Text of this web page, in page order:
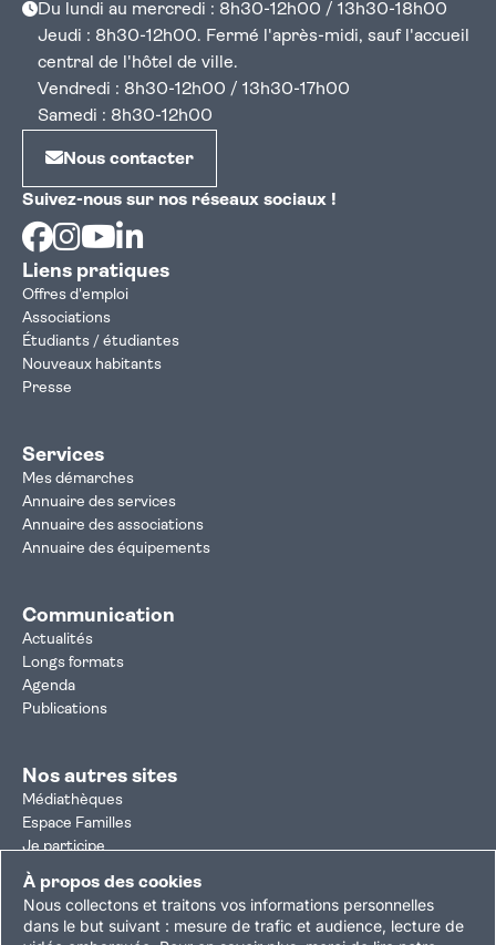
À propos des cookies
Nous collectons et traitons vos informations personnelles
dans le but suivant : mesure de trafic et audience, lecture de
Du lundi au mercredi : 8h30-12h00 / 13h30-18h00
Jeudi : 8h30-12h00. Fermé l'après-midi, sauf l'accueil
central de l'hôtel de ville.
Vendredi : 8h30-12h00 / 13h30-17h00
Samedi : 8h30-12h00
Nous contacter
Suivez-nous sur nos réseaux sociaux !
Facebook
Instagram
Youtube
Liens pratiques
Offres d'emploi
Associations
Étudiants / étudiantes
Nouveaux habitants
Presse
Services
Mes démarches
Annuaire des services
Annuaire des associations
Annuaire des équipements
Communication
Actualités
Longs formats
Agenda
Publications
Nos autres sites
Médiathèques
Espace Familles
Je participe
Autorisation d'urbanisme
Résultats électoraux
Plan du site Nous contacterMentions légales